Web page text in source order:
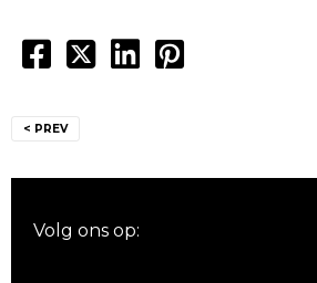
navigatie
< PREV
Volg ons op: